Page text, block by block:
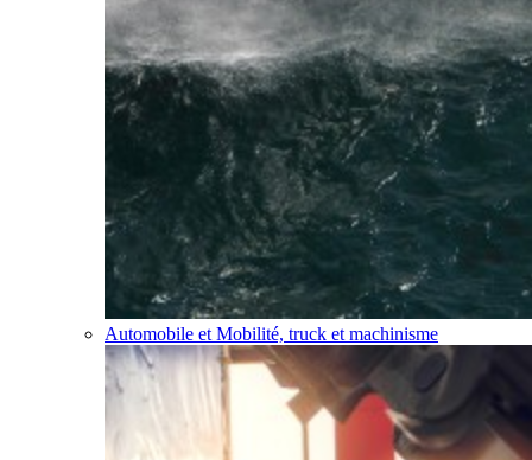
Automobile et Mobilité, truck et machinisme